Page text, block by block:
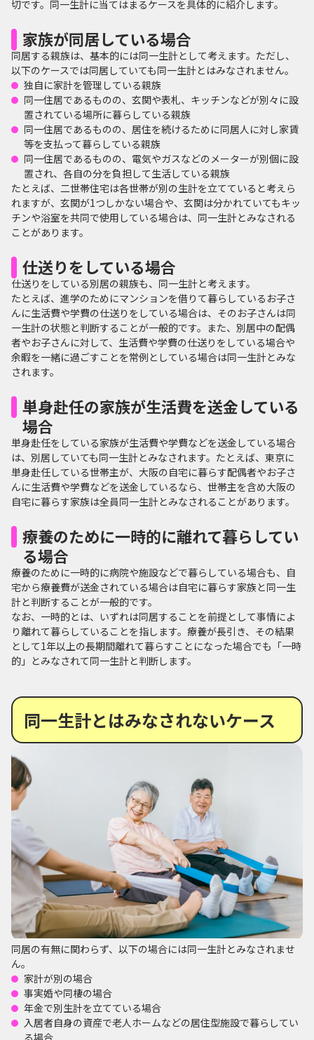
切です。同一生計に当てはまるケースを具体的に紹介します。
家族が同居している場合
同居する親族は、基本的には同一生計として考えます。ただし、
以下のケースでは同居していても同一生計とはみなされません。
独自に家計を管理している親族
同一住居であるものの、玄関や表札、キッチンなどが別々に設
置されている場所に暮らしている親族
同一住居であるものの、居住を続けるために同居人に対し家賃
等を支払って暮らしている親族
同一住居であるものの、電気やガスなどのメーターが別個に設
置され、各自の分を負担して生活している親族
たとえば、二世帯住宅は各世帯が別の生計を立てていると考えら
れますが、玄関が1つしかない場合や、玄関は分かれていてもキッ
チンや浴室を共同で使用している場合は、同一生計とみなされる
ことがあります。
仕送りをしている場合
仕送りをしている別居の親族も、同一生計と考えます。
たとえば、進学のためにマンションを借りて暮らしているお子さ
んに生活費や学費の仕送りをしている場合は、そのお子さんは同
一生計の状態と判断することが一般的です。また、別居中の配偶
者やお子さんに対して、生活費や学費の仕送りをしている場合や
余暇を一緒に過ごすことを常例としている場合は同一生計とみな
されます。
単身赴任の家族が生活費を送金している
場合
単身赴任をしている家族が生活費や学費などを送金している場合
は、別居していても同一生計とみなされます。たとえば、東京に
単身赴任している世帯主が、大阪の自宅に暮らす配偶者やお子さ
んに生活費や学費などを送金しているなら、世帯主を含め大阪の
自宅に暮らす家族は全員同一生計とみなされることがあります。
療養のために一時的に離れて暮らしてい
る場合
療養のために一時的に病院や施設などで暮らしている場合も、自
宅から療養費が送金されている場合は自宅に暮らす家族と同一生
計と判断することが一般的です。
なお、一時的とは、いずれは同居することを前提として事情によ
り離れて暮らしていることを指します。療養が長引き、その結果
として1年以上の長期間離れて暮らすことになった場合でも「一時
的」とみなされて同一生計と判断します。
同一生計とはみなされないケース
同居の有無に関わらず、以下の場合には同一生計とみなされませ
ん。
家計が別の場合
事実婚や同棲の場合
年金で別生計を立てている場合
入居者自身の資産で老人ホームなどの居住型施設で暮らしてい
る場合